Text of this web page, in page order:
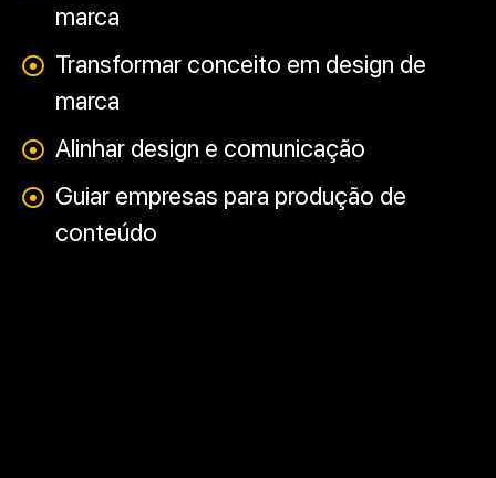
marca
Transformar conceito em design de
marca
Alinhar design e comunicação
Guiar empresas para produção de
conteúdo